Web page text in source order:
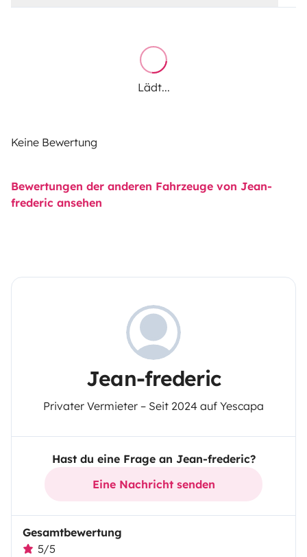
Lädt...
Keine Bewertung
Bewertungen der anderen Fahrzeuge von Jean-
frederic ansehen
Jean-frederic
Privater Vermieter – Seit 2024 auf Yescapa
Hast du eine Frage an Jean-frederic?
Eine Nachricht senden
Gesamtbewertung
5/5